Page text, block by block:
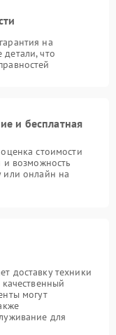
на
что
и бесплатная
стоимости
и возможность
или онлайн на
доставку техники
могут
для